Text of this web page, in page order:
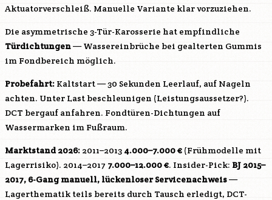
Aktuatorverschleiß. Manuelle Variante klar vorzuziehen.
Die asymmetrische 3-Tür-Karosserie hat empfindliche
Türdichtungen— Wassereinbrüche bei gealterten Gummis
im Fondbereich möglich.
Probefahrt: Kaltstart — 30 Sekunden Leerlauf, auf Nageln
achten. Unter Last beschleunigen (Leistungsaussetzer?).
DCT bergauf anfahren. Fondtüren-Dichtungen auf
Wassermarken im Fußraum.
Marktstand 2026: 2011–2013 4.000–7.000 € (Frühmodelle mit
Lagerrisiko). 2014–2017 7.000–12.000 €. Insider-Pick: BJ 2015–
2017, 6-Gang manuell, lückenloser Servicenachweis—
Lagerthematik teils bereits durch Tausch erledigt, DCT-